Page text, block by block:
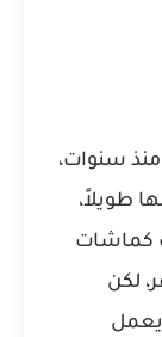
سنوات،
طويلاً،
كماشات
لكن
يعمل